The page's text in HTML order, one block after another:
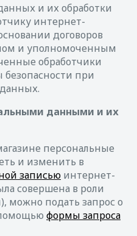
и их обработки
интернет-
договоров
и уполномоченным
обработчики
при
данными и их
персональные
и изменить в
записью интернет-
совершена в роли
можно подать запрос о
формы запроса